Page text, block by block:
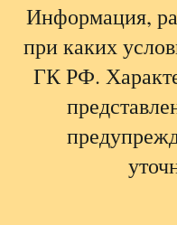
Информация,
при каких
ГК РФ.